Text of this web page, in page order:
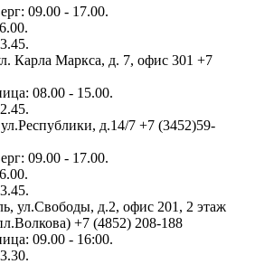
09.00 - 17.00.
Карла Маркса, д. 7, офис 301 +7
08.00 - 15.00.
д.14/7 +7 (3452)59-
09.00 - 17.00.
ул.Свободы, д.2, офис 201, 2 этаж
+7 (4852) 208-188
09.00 - 16:00.